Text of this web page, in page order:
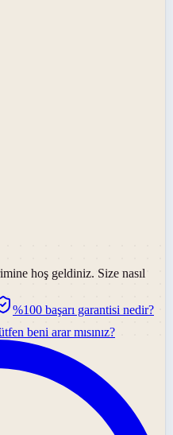
hoş geldiniz. Size nasıl
%100 başarı garantisi nedir?
beni arar mısınız?